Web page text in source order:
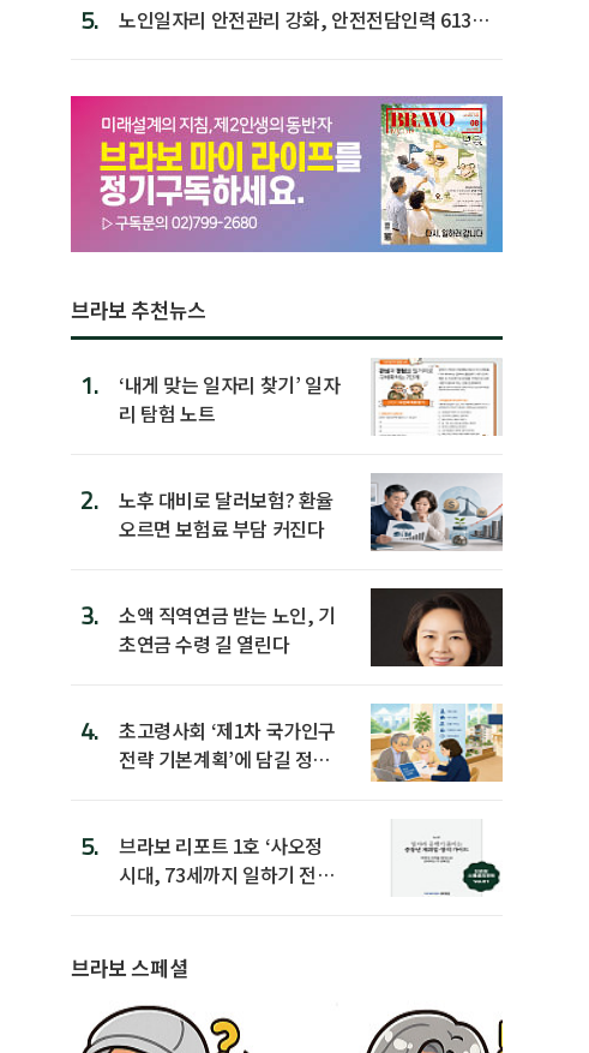
5.
노인일자리 안전관리 강화, 안전전담인력 613명
브라보 추천뉴스
1.
‘내게 맞는 일자리 찾기’ 일자
리 탐험 노트
2.
노후 대비로 달러보험? 환율
오르면 보험료 부담 커진다
3.
소액 직역연금 받는 노인, 기
초연금 수령 길 열린다
4.
초고령사회 ‘제1차 국가인구
전략 기본계획’에 담길 정책
5.
브라보 리포트 1호 ‘사오정
시대, 73세까지 일하기 전략’
브라보 스페셜